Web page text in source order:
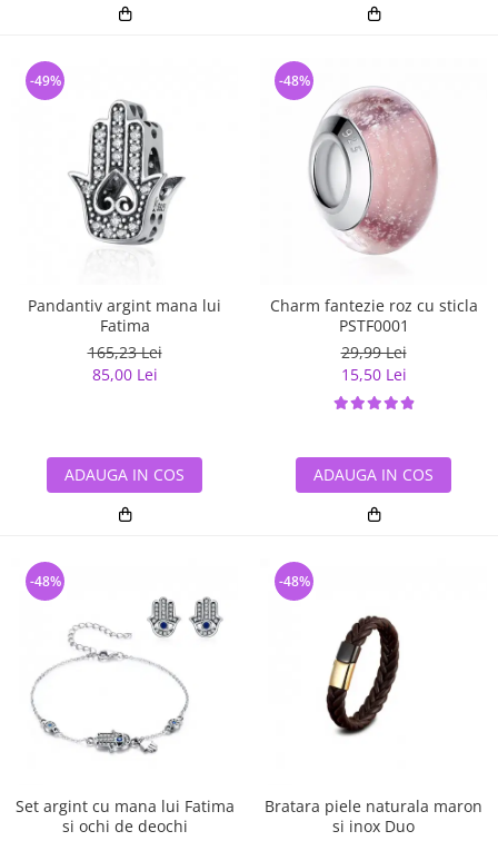
Pandantiv argint mana lui
Fatima
165,23 Lei
85,00 Lei
-49%
ADAUGA IN COS
Charm fantezie roz cu sticla
PSTF0001
29,99 Lei
15,50 Lei
-48%
ADAUGA IN COS
Set argint cu mana lui Fatima
si ochi de deochi
-48%
Bratara piele naturala maron
si inox Duo
-48%